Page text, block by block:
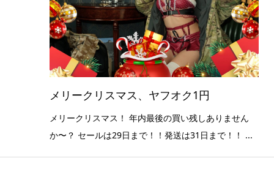
メリークリスマス、ヤフオク1円
メリークリスマス！ 年内最後の買い残しありません
か〜？ セールは29日まで！！発送は31日まで！！ ...